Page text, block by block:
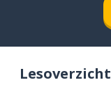
Lesoverzicht